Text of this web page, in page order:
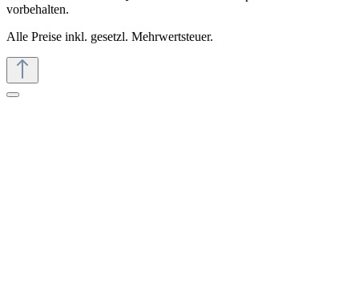
vorbehalten.
Alle Preise inkl. gesetzl. Mehrwertsteuer.